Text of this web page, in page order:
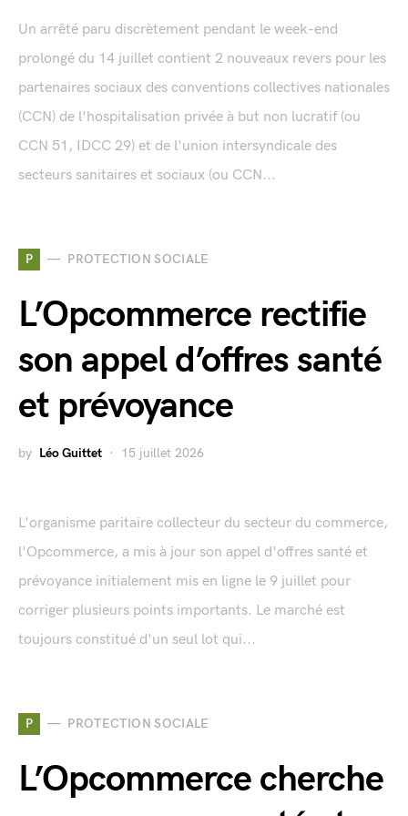
Un arrêté paru discrètement pendant le week-end
prolongé du 14 juillet contient 2 nouveaux revers pour les
partenaires sociaux des conventions collectives nationales
(CCN) de l'hospitalisation privée à but non lucratif (ou
CCN 51, IDCC 29) et de l'union intersyndicale des
secteurs sanitaires et sociaux (ou CCN...
P PROTECTION SOCIALE
L’Opcommerce rectifie
son appel d’offres santé
et prévoyance
by Léo Guittet 15 juillet 2026
L'organisme paritaire collecteur du secteur du commerce,
l'Opcommerce, a mis à jour son appel d'offres santé et
prévoyance initialement mis en ligne le 9 juillet pour
corriger plusieurs points importants. Le marché est
toujours constitué d'un seul lot qui...
P PROTECTION SOCIALE
L’Opcommerce cherche